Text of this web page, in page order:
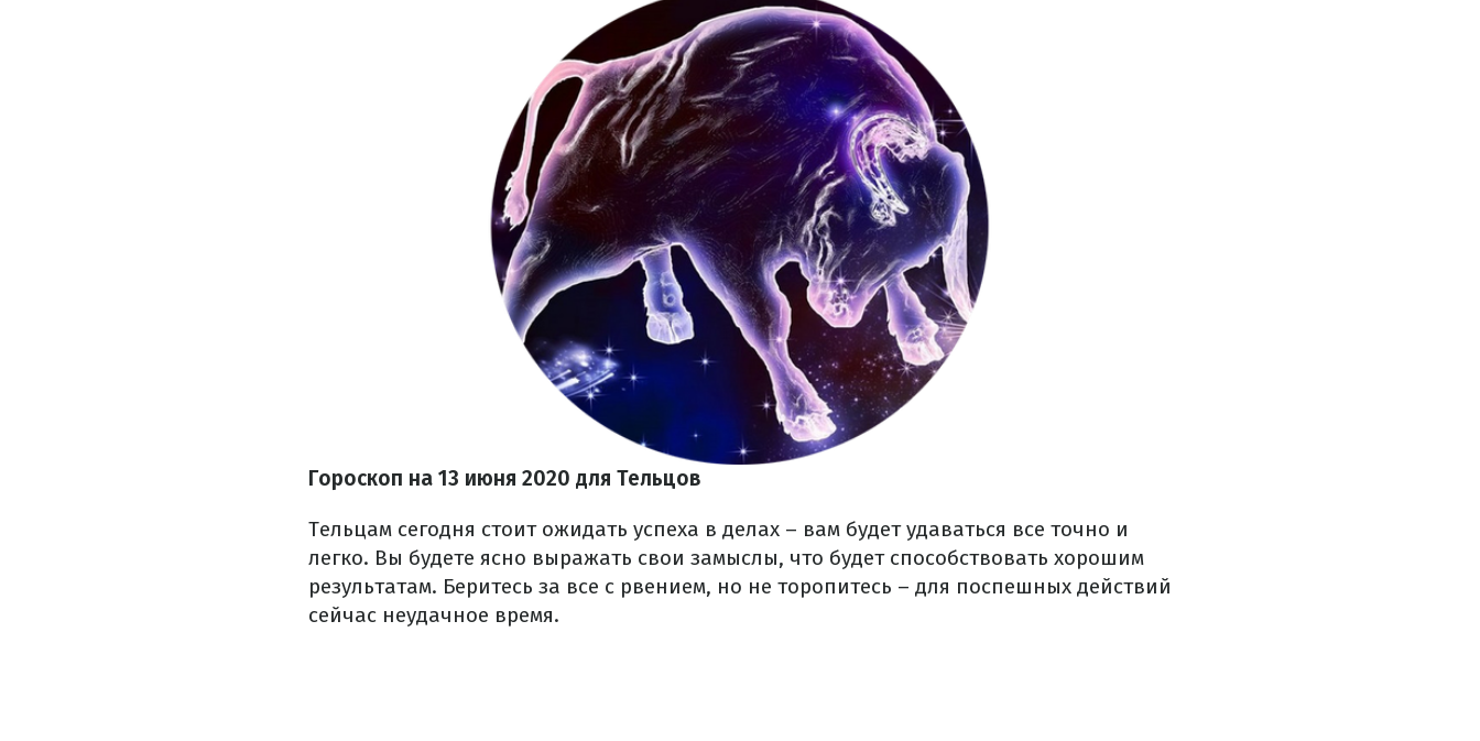
Гороскоп на 13 июня 2020 для Тельцов
Тельцам сегодня стоит ожидать успеха в делах – вам будет удаваться все точно и
легко. Вы будете ясно выражать свои замыслы, что будет способствовать хорошим
результатам. Беритесь за все с рвением, но не торопитесь – для поспешных действий
сейчас неудачное время.